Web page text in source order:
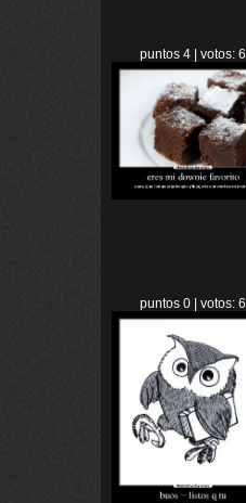
puntos 4 | votos: 6
puntos 0 | votos: 6